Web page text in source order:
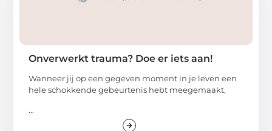
Onverwerkt trauma? Doe er iets aan!
Wanneer jij op een gegeven moment in je leven een
hele schokkende gebeurtenis hebt meegemaakt,
...